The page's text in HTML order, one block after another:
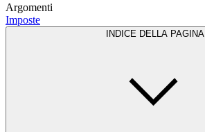
Argomenti
Imposte
INDICE DELLA PAGINA